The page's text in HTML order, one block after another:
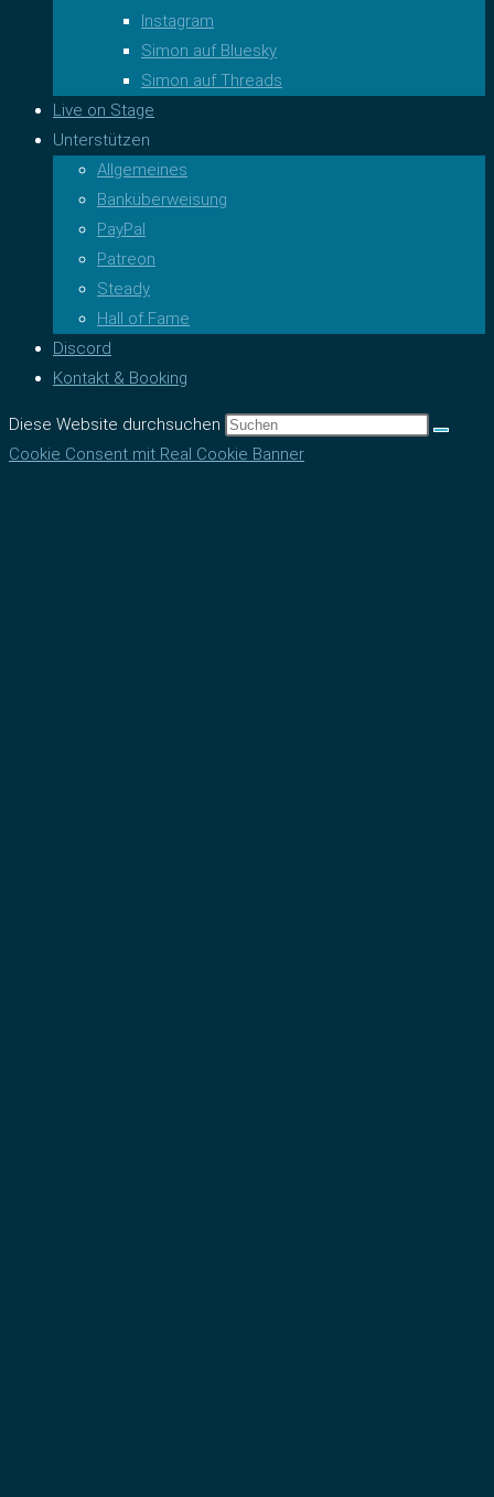
Instagram
Simon auf Bluesky
Simon auf Threads
Live on Stage
Unterstützen
Allgemeines
Banküberweisung
PayPal
Patreon
Steady
Hall of Fame
Discord
Kontakt & Booking
Diese Website durchsuchen
Cookie Consent mit Real Cookie Banner